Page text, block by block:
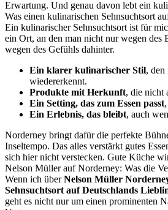
Erwartung. Und genau davon lebt ein
Was einen kulinarischen Sehnsuchtsort
Ein kulinarischer Sehnsuchtsort ist für
ein Ort, an den man nicht nur wegen des
wegen des Gefühls dahinter.
Ein klarer kulinarischer Stil, den
wiedererkennt.
Produkte mit Herkunft, die nicht
Ein Setting, das zum Essen passt
Ein Erlebnis, das bleibt, auch
Norderney bringt dafür die perfekte
Inseltempo. Das alles verstärkt gutes
sich hier nicht verstecken. Gute Küche
Nelson Müller auf Norderney: Was die
Wenn ich überNelson Müller
Sehnsuchtsort auf Deutschlands
geht es nicht nur um einen prominenten